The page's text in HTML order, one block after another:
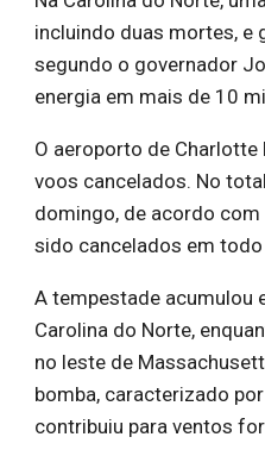
incluindo duas mortes, e
segundo o governador
energia em mais de 10
O aeroporto de
voos cancelados. No
domingo, de acordo com
sido cancelados em
A tempestade acumulou
Carolina do Norte,
no leste de
bomba, caracterizado
contribuiu para ventos